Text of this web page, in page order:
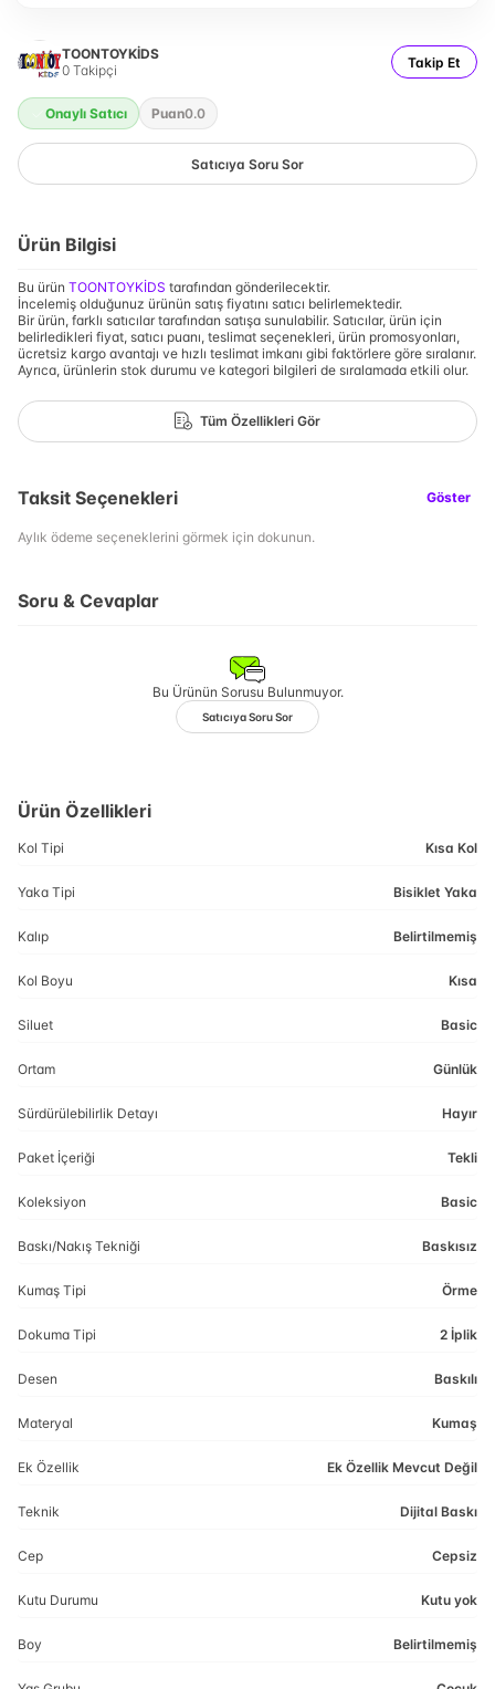
TOONTOYKİDS
0 Takipçi Takip Et
Onaylı Satıcı Puan0.0
Satıcıya Soru Sor
Ürün Bilgisi
Bu ürün TOONTOYKİDS tarafından gönderilecektir.
İncelemiş olduğunuz ürünün satış fiyatını satıcı belirlemektedir.
Bir ürün, farklı satıcılar tarafından satışa sunulabilir. Satıcılar, ürün için
belirledikleri fiyat, satıcı puanı, teslimat seçenekleri, ürün promosyonları,
ücretsiz kargo avantajı ve hızlı teslimat imkanı gibi faktörlere göre sıralanır.
Ayrıca, ürünlerin stok durumu ve kategori bilgileri de sıralamada etkili olur.
Tüm Özellikleri Gör
Taksit Seçenekleri Göster
Aylık ödeme seçeneklerini görmek için dokunun.
Soru & Cevaplar
Bu Ürünün Sorusu Bulunmuyor.
Satıcıya Soru Sor
Ürün Özellikleri
Kol Tipi Kısa Kol
Yaka Tipi Bisiklet Yaka
Kalıp Belirtilmemiş
Kol Boyu Kısa
Siluet Basic
Ortam Günlük
Sürdürülebilirlik Detayı Hayır
Paket İçeriği Tekli
Koleksiyon Basic
Baskı/Nakış Tekniği Baskısız
Kumaş Tipi Örme
Dokuma Tipi 2 İplik
Desen Baskılı
Materyal Kumaş
Ek Özellik Ek Özellik Mevcut Değil
Teknik Dijital Baskı
Cep Cepsiz
Kutu Durumu Kutu yok
Boy Belirtilmemiş